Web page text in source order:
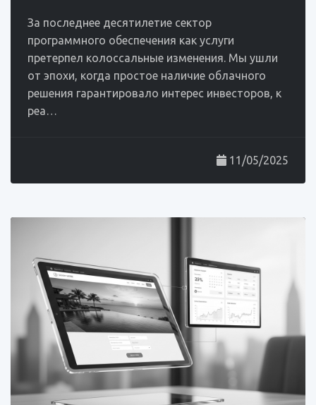
За последнее десятилетие сектор
программного обеспечения как услуги
претерпел колоссальные изменения. Мы ушли
от эпохи, когда простое наличие облачного
решения гарантировало интерес инвесторов, к
реа…
11/05/2025